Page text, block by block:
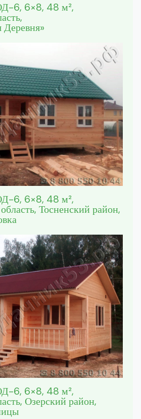
6, 6×8, 48 м²,
6, 6×8, 48 м²,
Тосненский район,
6, 6×8, 48 м²,
Озерский район,